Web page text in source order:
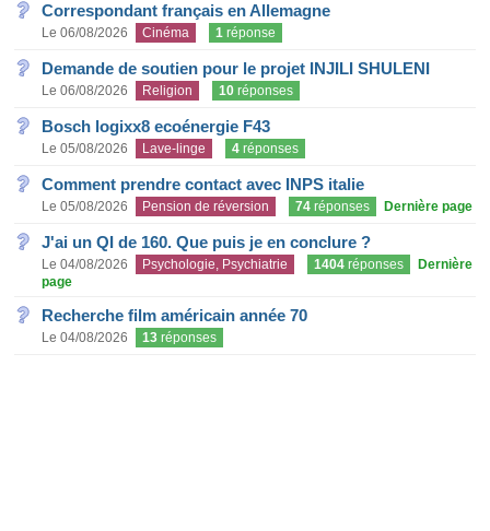
Correspondant français en Allemagne
Le 06/08/2026 Cinéma 1 réponse
Demande de soutien pour le projet INJILI SHULENI
Le 06/08/2026 Religion 10 réponses
Bosch logixx8 ecoénergie F43
Le 05/08/2026 Lave-linge 4 réponses
Comment prendre contact avec INPS italie
Le 05/08/2026 Pension de réversion 74 réponses Dernière page
J'ai un QI de 160. Que puis je en conclure ?
Le 04/08/2026 Psychologie, Psychiatrie 1404 réponses
Dernière
page
Recherche film américain année 70
Le 04/08/2026 13 réponses